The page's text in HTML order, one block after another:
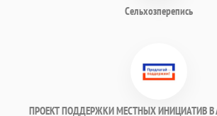
Сельхозперепись
ПРОЕКТ ПОДДЕРЖКИ МЕСТНЫХ ИНИЦИАТИВ В